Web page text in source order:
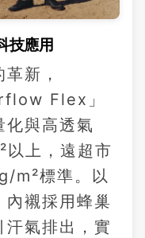
技應用
新，
Flex」
化與高透氣
上，遠超市
m²標準。以
內襯採用蜂巢
氣排出，實